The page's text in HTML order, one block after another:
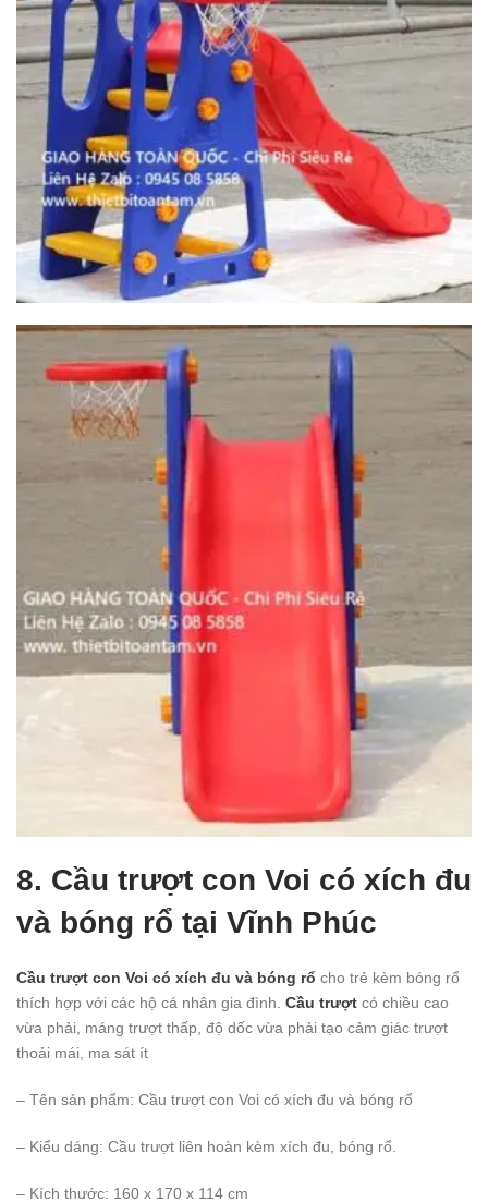
8. Cầu trượt con Voi có xích đu
và bóng rổ tại Vĩnh Phúc
Cầu trượt con Voi có xích đu và bóng rổ cho trẻ kèm bóng rổ
thích hợp với các hộ cá nhân gia đình. Cầu trượt có chiều cao
vừa phải, máng trượt thấp, độ dốc vừa phải tạo cảm giác trượt
thoải mái, ma sát ít
– Tên sản phẩm: Cầu trượt con Voi có xích đu và bóng rổ
– Kiểu dáng: Cầu trượt liên hoàn kèm xích đu, bóng rổ.
– Kích thước: 160 x 170 x 114 cm